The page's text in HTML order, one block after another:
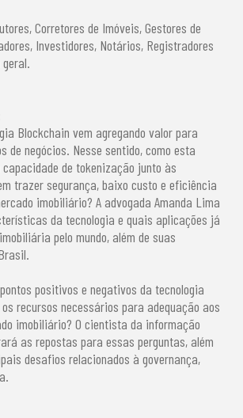
Corretores de Imóveis, Gestores de
Investidores, Notários, Registradores
Blockchain vem agregando valor para
de negócios. Nesse sentido, como esta
de tokenização junto às
trazer segurança, baixo custo e eficiência
imobiliário? A advogada Amanda Lima
da tecnologia e quais aplicações já
pelo mundo, além de suas
positivos e negativos da tecnologia
recursos necessários para adequação aos
imobiliário? O cientista da informação
as repostas para essas perguntas, além
desafios relacionados à governança,